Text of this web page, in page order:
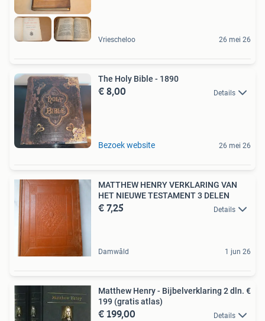
Vriescheloo 26 mei 26
The Holy Bible - 1890
€ 8,00 Details
Bezoek website 26 mei 26
MATTHEW HENRY VERKLARING VAN
HET NIEUWE TESTAMENT 3 DELEN
€ 7,25 Details
Damwâld 1 jun 26
Matthew Henry - Bijbelverklaring 2 dln. €
199 (gratis atlas)
€ 199,00 Details